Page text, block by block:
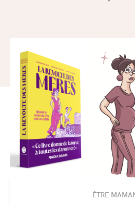
ÊTRE